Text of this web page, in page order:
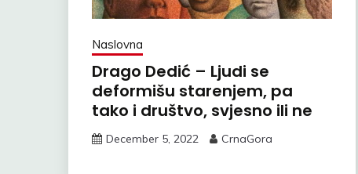
Naslovna
Drago Dedić – Ljudi se
deformišu starenjem, pa
tako i društvo, svjesno ili ne
December 5, 2022 CrnaGora